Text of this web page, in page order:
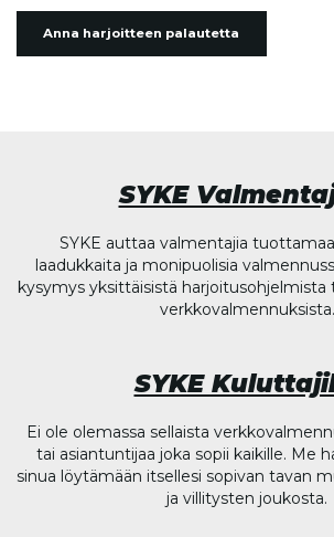
Anna harjoitteen palautetta
SYKE
SYKE auttaa valmentajia
laadukkaita ja monipuolisia
kysymys yksittäisistä
verkkovalmennuksista.
SYKE
Ei ole olemassa sellaista
tai asiantuntijaa joka sopii kaikille. Me
sinua löytämään itsellesi sopivan tavan
ja villitysten joukosta.